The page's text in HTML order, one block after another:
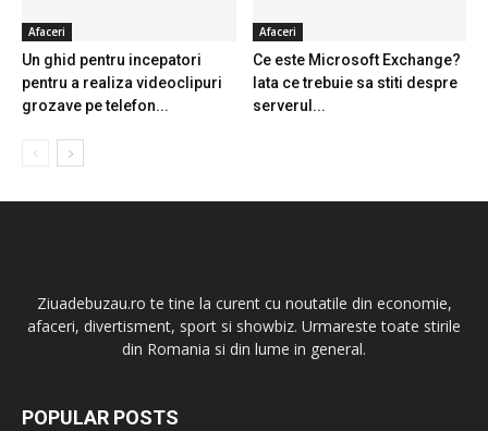
Afaceri
Un ghid pentru incepatori
pentru a realiza videoclipuri
grozave pe telefon...
Afaceri
Ce este Microsoft Exchange?
Iata ce trebuie sa stiti despre
serverul...
Ziuadebuzau.ro te tine la curent cu noutatile din economie,
afaceri, divertisment, sport si showbiz. Urmareste toate stirile
din Romania si din lume in general.
POPULAR POSTS